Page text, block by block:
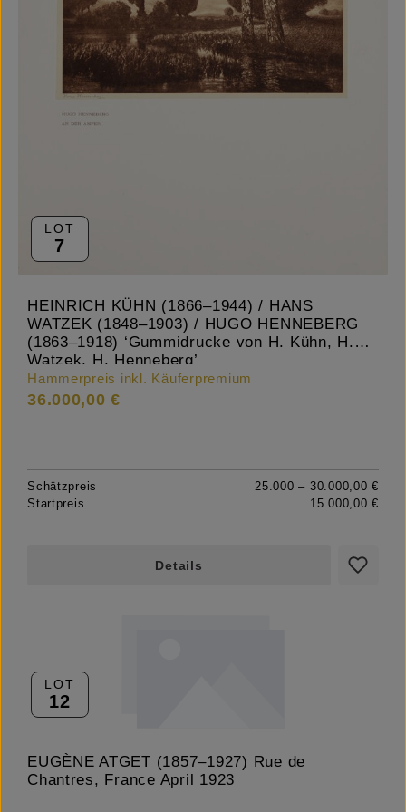
LOT
7
HEINRICH KÜHN (1866–1944) / HANS
WATZEK (1848–1903) / HUGO HENNEBERG
(1863–1918) ‘Gummidrucke von H. Kühn, H.
Watzek, H. Henneberg’
Hammerpreis inkl. Käuferpremium
36.000,00 €
Schätzpreis
25.000 – 30.000,00 €
Startpreis
15.000,00 €
Details
LOT
12
EUGÈNE ATGET (1857–1927) Rue de
Chantres, France April 1923